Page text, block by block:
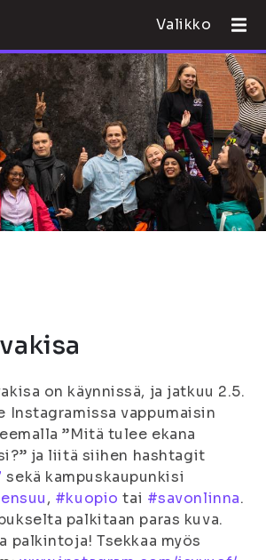
Valikko
on käynnissä, ja jatkuu 2.5.
Instagramissa vappumaisin
”Mitä tulee ekana
ja liitä siihen hashtagit
sekä kampuskaupunkisi
, #kuopio tai #savonlinna.
palkitaan paras kuva.
palkintoja! Tsekkaa myös